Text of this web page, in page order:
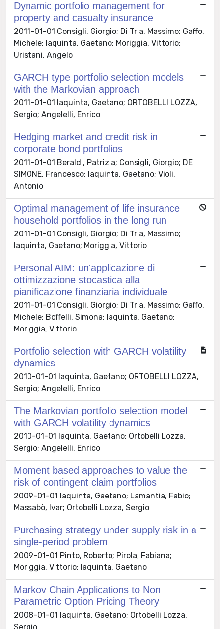
Dynamic portfolio management for
property and casualty insurance
2011-01-01 Consigli, Giorgio; Di Tria, Massimo; Gaffo,
Michele; Iaquinta, Gaetano; Moriggia, Vittorio;
Uristani, Angelo
GARCH type portfolio selection models
with the Markovian approach
2011-01-01 Iaquinta, Gaetano; ORTOBELLI LOZZA,
Sergio; Angelelli, Enrico
Hedging market and credit risk in
corporate bond portfolios
2011-01-01 Beraldi, Patrizia; Consigli, Giorgio; DE
SIMONE, Francesco; Iaquinta, Gaetano; Violi,
Antonio
Optimal management of life insurance
household portfolios in the long run
2011-01-01 Consigli, Giorgio; Di Tria, Massimo;
Iaquinta, Gaetano; Moriggia, Vittorio
Personal AIM: un'applicazione di
ottimizzazione stocastica alla
pianificazione finanziaria individuale
2011-01-01 Consigli, Giorgio; Di Tria, Massimo; Gaffo,
Michele; Boffelli, Simona; Iaquinta, Gaetano;
Moriggia, Vittorio
Portfolio selection with GARCH volatility
dynamics
2010-01-01 Iaquinta, Gaetano; ORTOBELLI LOZZA,
Sergio; Angelelli, Enrico
The Markovian portfolio selection model
with GARCH volatility dynamics
2010-01-01 Iaquinta, Gaetano; Ortobelli Lozza,
Sergio; Angelelli, Enrico
Moment based approaches to value the
risk of contingent claim portfolios
2009-01-01 Iaquinta, Gaetano; Lamantia, Fabio;
Massabò, Ivar; Ortobelli Lozza, Sergio
Purchasing strategy under supply risk in a
single-period problem
2009-01-01 Pinto, Roberto; Pirola, Fabiana;
Moriggia, Vittorio; Iaquinta, Gaetano
Markov Chain Applications to Non
Parametric Option Pricing Theory
2008-01-01 Iaquinta, Gaetano; Ortobelli Lozza,
Sergio